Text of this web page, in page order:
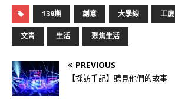
139期 創意 大學線 工廈
文青 生活 聚焦生活
PREVIOUS
【採訪手記】聽見他們的故事